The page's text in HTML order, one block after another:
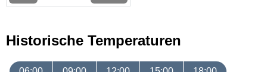
Historische Temperaturen